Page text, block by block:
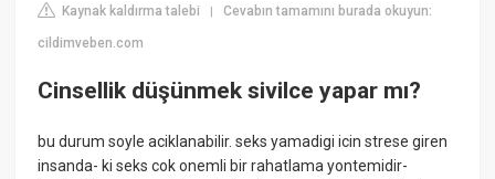
Kaynak kaldırma talebi |Cevabın tamamını burada okuyun:
cildimveben.com
Cinsellik düşünmek sivilce yapar mı?
bu durum soyle aciklanabilir. seks yamadigi icin strese giren
insanda- ki seks cok onemli bir rahatlama yontemidir-